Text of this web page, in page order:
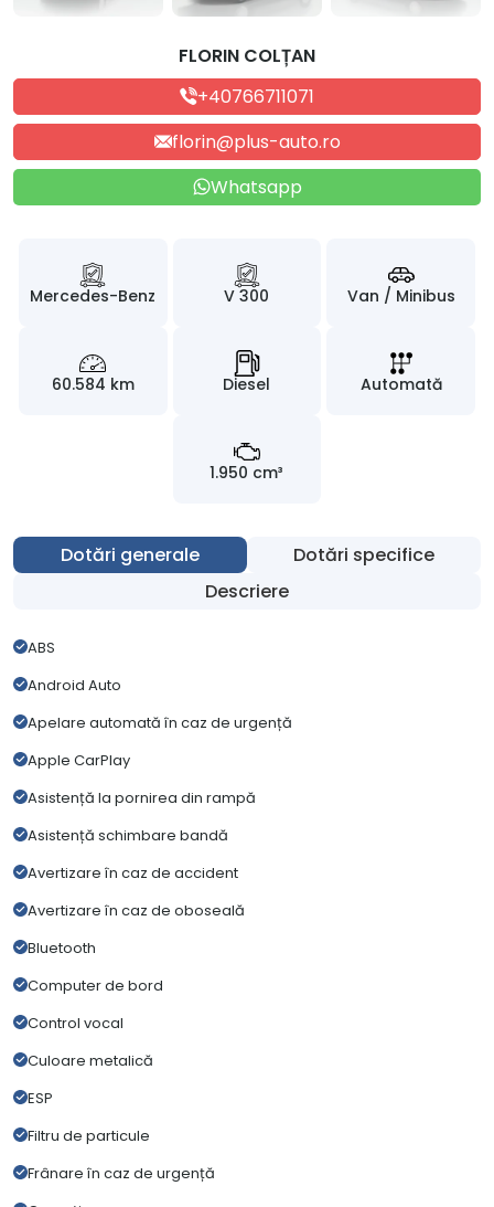
FLORIN COLȚAN
+40766711071
florin@plus-auto.ro
Whatsapp
Mercedes-Benz V 300 Van / Minibus
60.584 km Diesel Automată
1.950 cm³
Dotări generale
Dotări specifice
Descriere
ABS
Android Auto
Apelare automată în caz de urgență
Apple CarPlay
Asistență la pornirea din rampă
Asistență schimbare bandă
Avertizare în caz de accident
Avertizare în caz de oboseală
Bluetooth
Computer de bord
Control vocal
Culoare metalică
ESP
Filtru de particule
Frânare în caz de urgență